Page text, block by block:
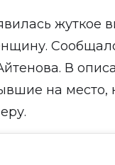
жуткое
В
на место,